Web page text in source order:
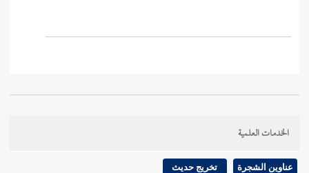
الخدمات العلمية
عناوين الشجرة تخريج حديث